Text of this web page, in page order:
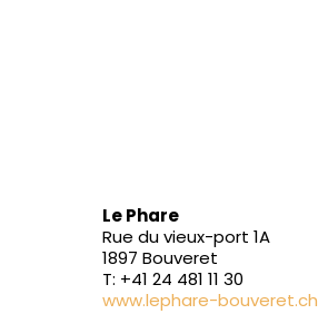
Le Phare
Rue du vieux-port 1A
1897 Bouveret
T: +41 24 481 11 30
www.lephare-bouveret.ch